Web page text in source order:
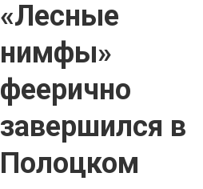
«Лесные
нимфы»
феерично
завершился в
Полоцком